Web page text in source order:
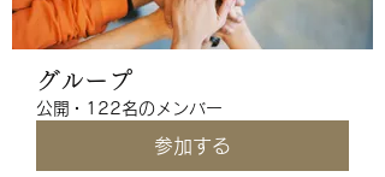
グループ
公開 · 122名のメンバー
参加する